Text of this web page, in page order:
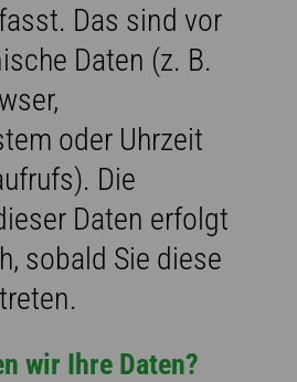
Das sind vor
Daten (z. B.
oder Uhrzeit
Die
Daten erfolgt
sobald Sie diese
wir Ihre Daten?